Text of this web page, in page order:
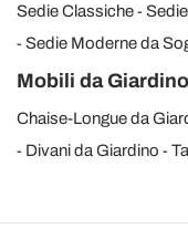
Sedie Classiche
Sedie Moderne da
Mobili da Giardino
Chaise-Longue da
Divani da Giardino